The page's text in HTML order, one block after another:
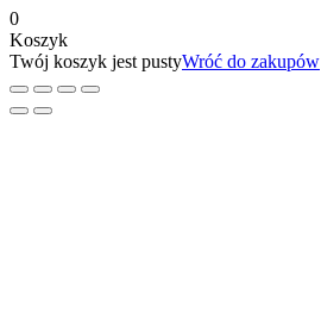
0
Koszyk
Twój koszyk jest pustyWróć do zakupów